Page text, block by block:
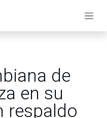
de
en su
respaldo